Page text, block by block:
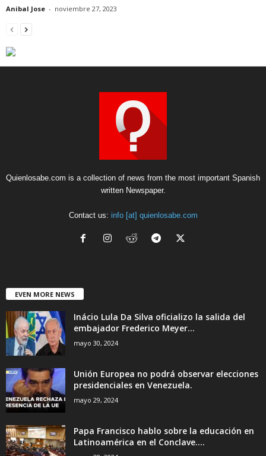
Anibal Jose - noviembre 27, 2023
Quienlosabe.com is a collection of news from the most important Spanish
written Newspaper.
Contact us: info [at] quienlosabe.com
EVEN MORE NEWS
Inácio Lula Da Silva oficializo la salida del
embajador Frederico Meyer...
mayo 30, 2024
Unión Europea no podrá observar elecciones
presidenciales en Venezuela.
mayo 29, 2024
Papa Francisco hablo sobre la educación en
Latinoamérica en el Conclave....